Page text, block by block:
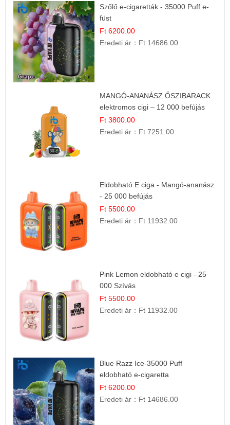
Szőlő e-cigaretták - 35000 Puff e-
füst
Ft 6200.00
Eredeti ár： Ft 14686.00
MANGÓ-ANANÁSZ ŐSZIBARACK
elektromos cigi – 12 000 befújás
Ft 3800.00
Eredeti ár： Ft 7251.00
Eldobható E ciga - Mangó-ananász
- 25 000 befújás
Ft 5500.00
Eredeti ár： Ft 11932.00
Pink Lemon eldobható e cigi - 25
000 Szívás
Ft 5500.00
Eredeti ár： Ft 11932.00
Blue Razz Ice-35000 Puff
eldobható e-cigaretta
Ft 6200.00
Eredeti ár： Ft 14686.00